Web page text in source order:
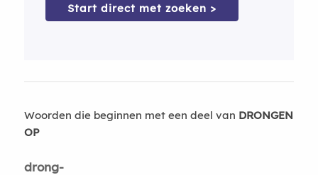
Start direct met zoeken >
Woorden die beginnen met een deel van DRONGEN
OP
drong-